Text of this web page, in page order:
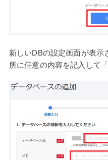
新しいDBの設定画面が表示
所に任意の内容を記入して